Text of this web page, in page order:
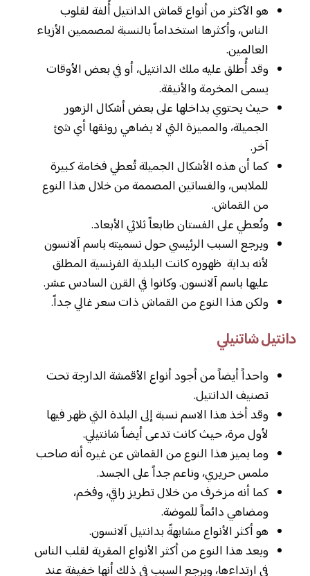
هو الأكثر من أنواع قماش الدانتيل أُلفة لقلوب
الناس، وأكثرها استخداماً بالنسبة لمصممين الأزياء
العالمين.
وقد أُطلق عليه ملك الدانتيل، أو في بعض الأوقات
يسمى المخرمة والأنيقة.
حيث يحتوي بداخلها على بعض أشكال الزهور
الجميلة، والمميزة التي لا يضاهي رونقها أي شئ
آخر.
كما أن هذه الأشكال الجميلة تُعطي فخامة كبيرة
للملابس، والفساتين المصممة من خلال هذا النوع
من القماش.
وتُعطي على الفستان طابعاً ثلاثي الأبعاد.
ويرجع السبب الرئيسي حول تسميته باسم آلانسون
لأنه بداية ظهوره كانت البلدية الفرنسية المطلق
عليها باسم آلانسون. وكانوا في القرن السادس عشر.
ولكن هذا النوع من القماش ذات سعر غالي جداً.
دانتيل شاتنيلي
واحداً أيضاً من أجود أنواع الأقمشة الدارجة تحت
تصنيف الدانتيل.
وقد أخذ هذا الاسم نسبة إلى البلدة التي ظهر فيها
لأول مرة، حيث كانت تدعى أيضاً شانتيلي.
وما يميز هذا النوع من القماش عن غيره أنه صاحب
ملمس حريري، وناعم جداً على الجسد.
كما أنه مزخرف من خلال تطريز راقي، وفخم،
ومضاهي دائماً للموضة.
هو أكثر الأنواع مشابهةً بدانتيل آلانسون.
ويعد هذا النوع من أكثر الأنواع المقربة لقلب الناس
في ارتداءها، ويرجع السبب في ذلك أنها خفيفة عند